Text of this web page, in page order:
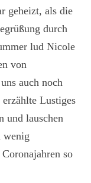
geheizt, als die
durch
lud Nicole
von
auch noch
Lustiges
und lauschen
wenig
so